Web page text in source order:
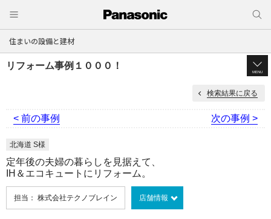
住まいの設備と建材
リフォーム事例１０００！
MENU
検索結果に戻る
< 前の事例 次の事例 >
北海道 S様
定年後の夫婦の暮らしを見据えて、
IH＆エコキュートにリフォーム。
担当： 株式会社テクノブレイン 店舗情報